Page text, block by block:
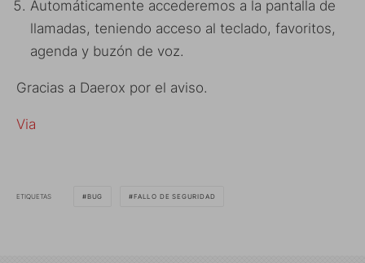
Automáticamente accederemos a la pantalla de
llamadas, teniendo acceso al teclado, favoritos,
agenda y buzón de voz.
Gracias a Daerox por el aviso.
Via
ETIQUETAS BUG FALLO DE SEGURIDAD